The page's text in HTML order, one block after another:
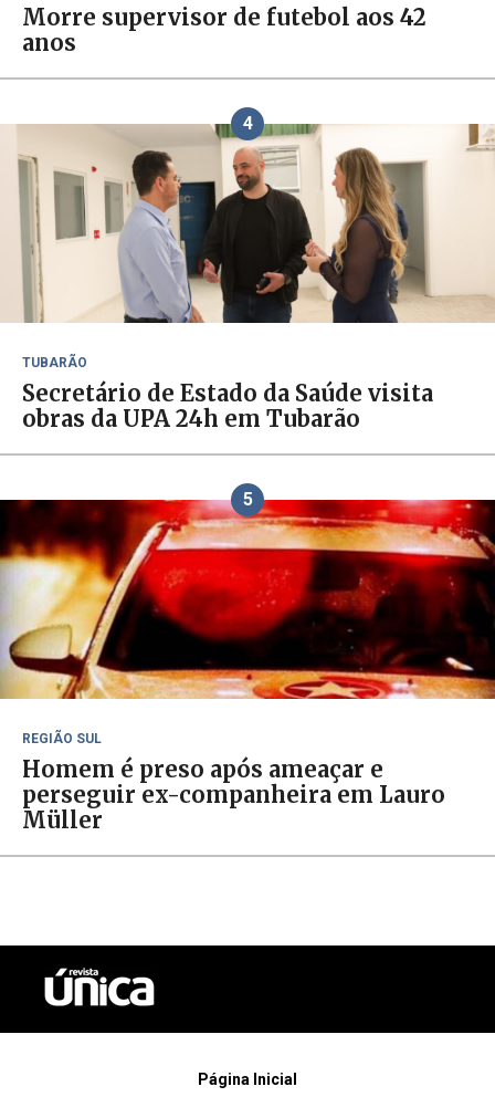
Morre supervisor de futebol aos 42
anos
4
TUBARÃO
Secretário de Estado da Saúde visita
obras da UPA 24h em Tubarão
5
REGIÃO SUL
Homem é preso após ameaçar e
perseguir ex-companheira em Lauro
Müller
Página Inicial